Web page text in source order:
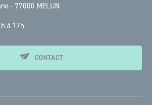
- 77000 MELUN
à 17h
CONTACT